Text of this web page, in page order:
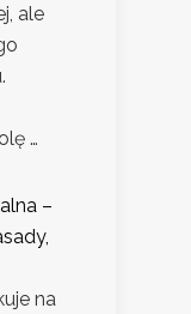
ale
…
–
na